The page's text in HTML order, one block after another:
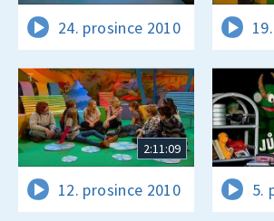
24. prosince 2010
2:11:09
12. prosince 2010 5.